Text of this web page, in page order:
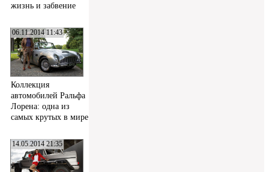
жизнь и забвение
06.11.2014 11:43
Коллекция
автомобилей Ральфа
Лорена: одна из
самых крутых в мире
14.05.2014 21:35